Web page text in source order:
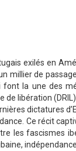
exilés en
millier de
la une des
de libération
dictatures
Ce récit
les fascismes